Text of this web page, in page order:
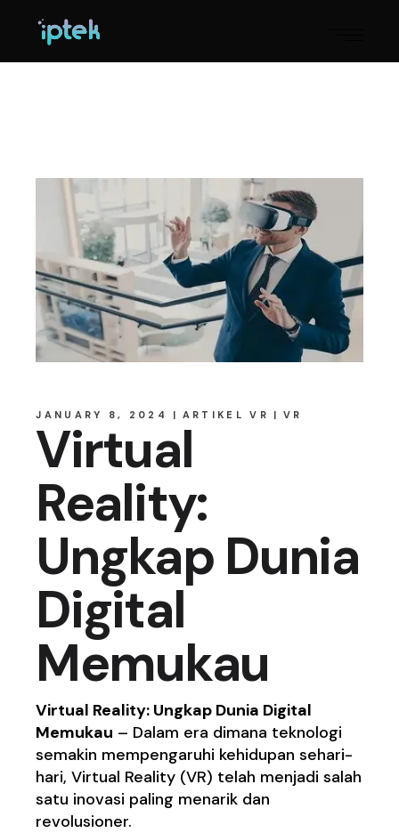
JANUARY 8, 2024 ARTIKEL VR VR
Virtual
Reality:
Ungkap Dunia
Digital
Memukau
Virtual Reality: Ungkap Dunia Digital
Memukau – Dalam era dimana teknologi
semakin mempengaruhi kehidupan sehari-
hari, Virtual Reality (VR) telah menjadi salah
satu inovasi paling menarik dan
revolusioner.